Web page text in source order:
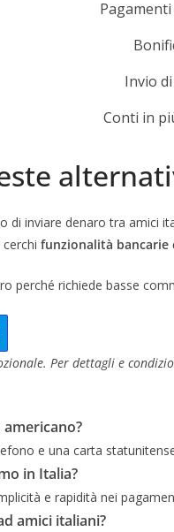
Invio
Conti in
di inviare denaro tra amici
funzionalità
perché richiede basse
Per dettagli e
e una carta
in Italia?
e rapidità nei
amici italiani?